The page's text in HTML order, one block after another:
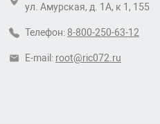
ул. Амурская, д. 1А, к 1, 155
Телефон: 8-800-250-63-12
E-mail: root@ric072.ru